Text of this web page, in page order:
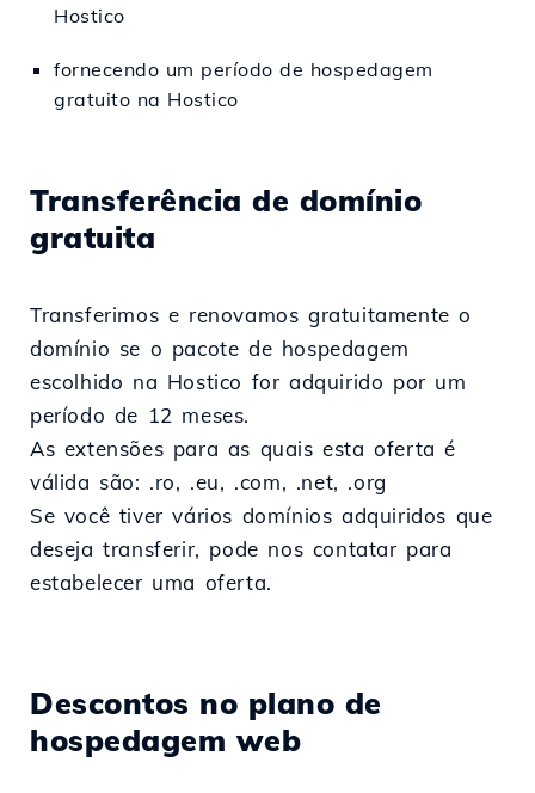
Hostico
fornecendo um período de hospedagem
gratuito na Hostico
Transferência de domínio
gratuita
Transferimos e renovamos gratuitamente o
domínio se o pacote de hospedagem
escolhido na Hostico for adquirido por um
período de 12 meses.
As extensões para as quais esta oferta é
válida são: .ro, .eu, .com, .net, .org
Se você tiver vários domínios adquiridos que
deseja transferir, pode nos contatar para
estabelecer uma oferta.
Descontos no plano de
hospedagem web